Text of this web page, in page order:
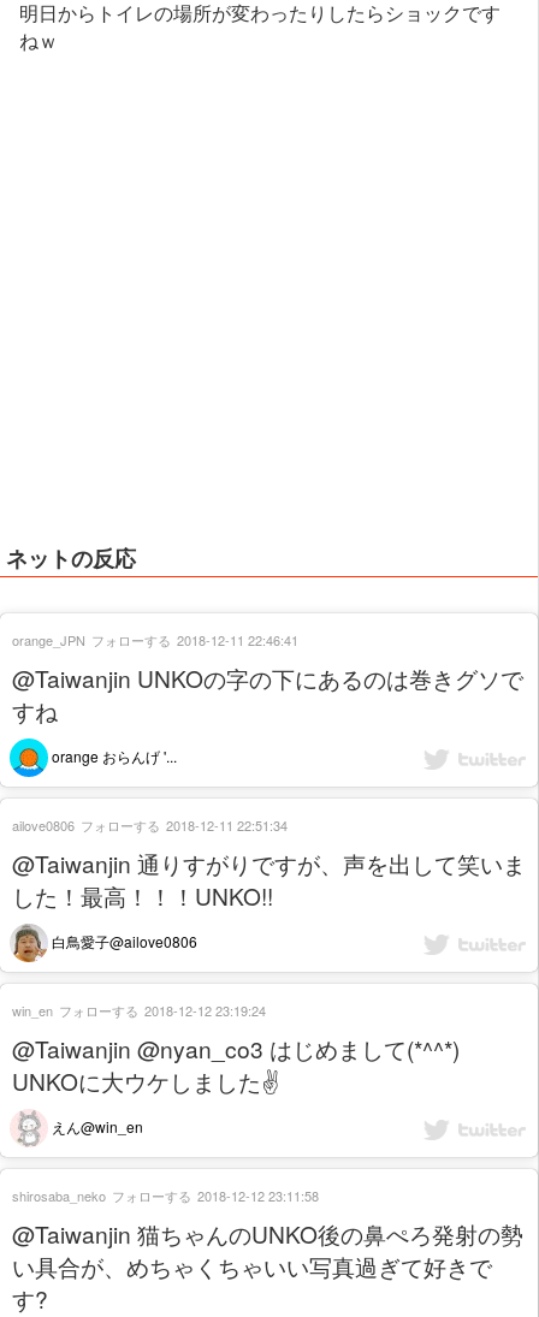
明日からトイレの場所が変わったりしたらショックです
ねｗ
ネットの反応
@Taiwanjin UNKOの字の下にあるのは巻きグソで
すね
orange おらんげ '...
orange_JPN フォローする 2018-12-11 22:46:41
@Taiwanjin 通りすがりですが、声を出して笑いま
した！最高！！！UNKO!!
白鳥愛子@ailove0806
ailove0806 フォローする 2018-12-11 22:51:34
@Taiwanjin @nyan_co3 はじめまして(*^^*)
UNKOに大ウケしました✌️
えん@win_en
win_en フォローする 2018-12-12 23:19:24
@Taiwanjin 猫ちゃんのUNKO後の鼻ぺろ発射の勢
い具合が、めちゃくちゃいい写真過ぎて好きで
す?
shirosaba_neko フォローする 2018-12-12 23:11:58